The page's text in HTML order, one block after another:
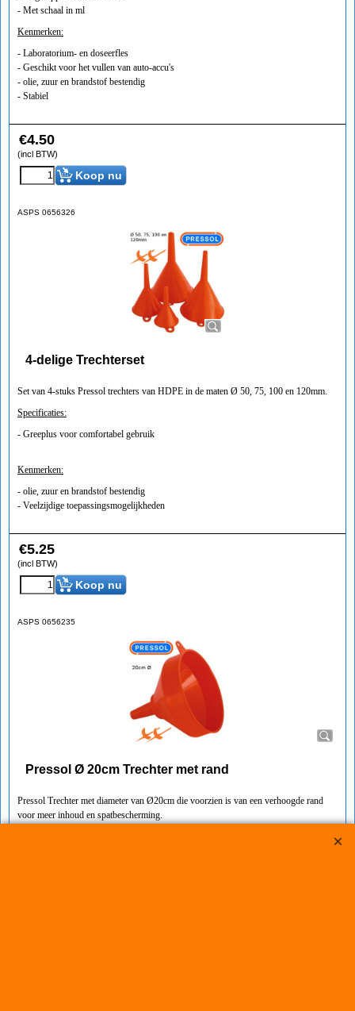
- Met schaal in ml
Kenmerken:
- Laboratorium- en doseerfles
- Geschikt voor het vullen van auto-accu's
- olie, zuur en brandstof bestendig
- Stabiel
€4.50
(incl BTW)
Koop nu
ASPS 0656326
4-delige Trechterset
Set van 4-stuks Pressol trechters van HDPE in de maten Ø 50, 75, 100 en 120mm.
Specificaties:
- Greeplus voor comfortabel gebruik
Kenmerken:
- olie, zuur en brandstof bestendig
- Veelzijdige toepassingsmogelijkheden
€5.25
(incl BTW)
Koop nu
ASPS 0656235
Pressol Ø 20cm Trechter met rand
Pressol Trechter met diameter van Ø20cm die voorzien is van een verhoogde rand
voor meer inhoud en spatbescherming.